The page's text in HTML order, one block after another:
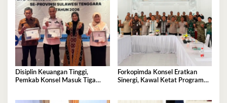
Disiplin Keuangan Tinggi,
Pemkab Konsel Masuk Tiga
Forkopimda Konsel Eratkan
Sinergi, Kawal Ketat Program